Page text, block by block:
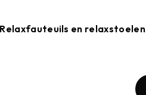
Relaxfauteuils en relaxstoelen